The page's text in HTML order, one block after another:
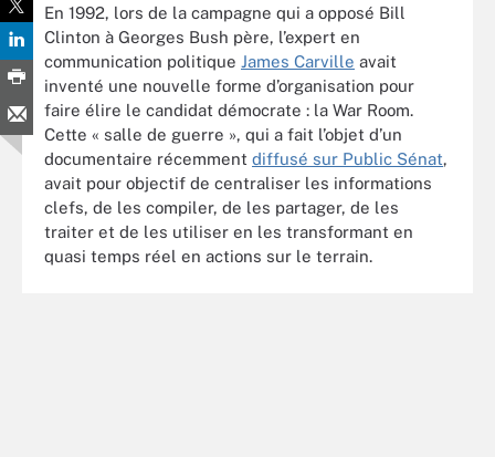
En 1992, lors de la campagne qui a opposé Bill
Clinton à Georges Bush père, l’expert en
communication politique James Carville avait
inventé une nouvelle forme d’organisation pour
faire élire le candidat démocrate : la War Room.
Cette « salle de guerre », qui a fait l’objet d’un
documentaire récemment diffusé sur Public Sénat,
avait pour objectif de centraliser les informations
clefs, de les compiler, de les partager, de les
traiter et de les utiliser en les transformant en
quasi temps réel en actions sur le terrain.